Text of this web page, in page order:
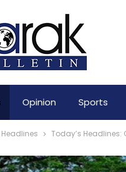
Opinion Sports
Headlines Today’s